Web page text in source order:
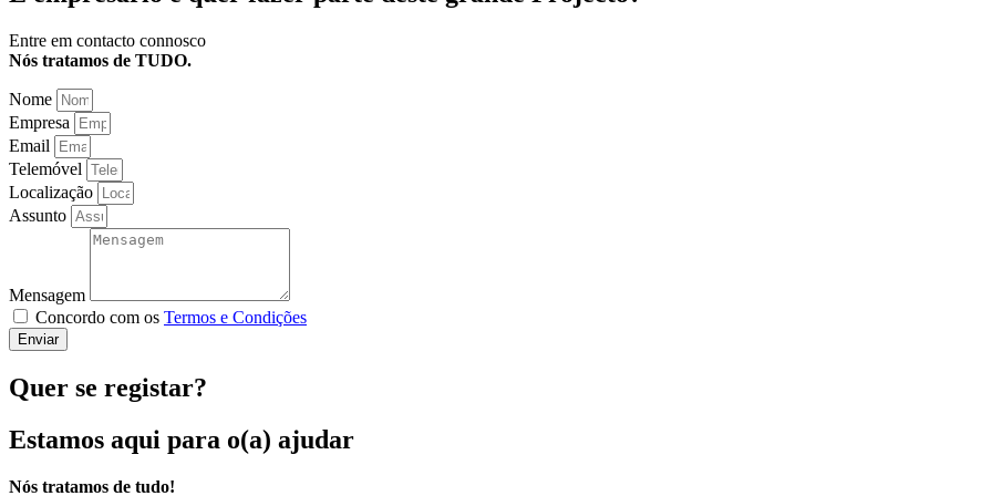
Entre em contacto connosco
Nós tratamos de TUDO.
Nome
Empresa
Email
Telemóvel
Localização
Assunto
Mensagem
Concordo com os Termos e Condições
Enviar
Quer se registar?
Estamos aqui para o(a) ajudar
Nós tratamos de tudo!